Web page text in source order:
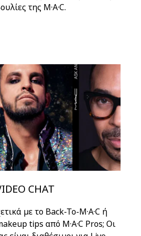
της M·A·C.
CHAT
με το Back-To-M·A·C ή
tips από M·A·C Pros; Οι